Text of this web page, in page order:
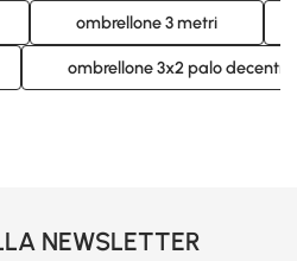
ombrellone 3 metri
ombrellone 3x2 palo
NEWSLETTER